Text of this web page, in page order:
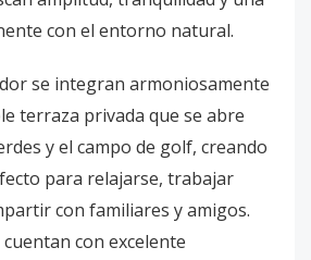
con el entorno natural.
se integran armoniosamente
terraza privada que se abre
y el campo de golf, creando
para relajarse, trabajar
con familiares y amigos.
con excelente